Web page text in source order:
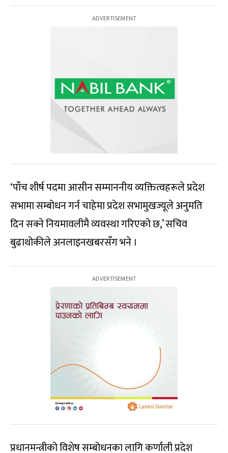
‘पाँच शीर्ष पदमा आसीन सम्माननीय व्यक्तित्वहरूले प्रदेश
सभामा सम्बोधन गर्न चाहेमा प्रदेश सभामुखज्यूले अनुमति
दिन सक्ने नियमावलीमै व्यवस्था गरिएको छ,’ सचिव
बुढाथोकीले अनलाइनखबरसँग भने ।
प्रधानमन्त्रीको विशेष सम्बोधनका लागि कर्णाली प्रदेश